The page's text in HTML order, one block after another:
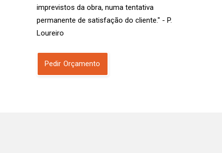
imprevistos da obra, numa tentativa
permanente de satisfação do cliente." - P.
Loureiro
Pedir Orçamento